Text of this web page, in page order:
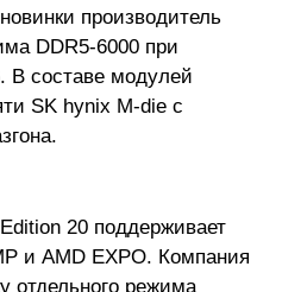
производитель
DDR5-6000 при
В составе модулей
SK hynix M-die с
20 поддерживает
и AMD EXPO. Компания
отдельного режима